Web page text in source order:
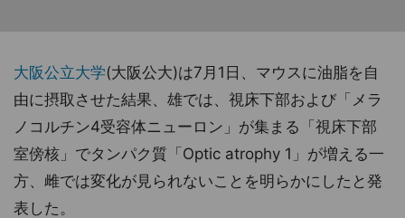
大阪公立大学(大阪公大)は7月1日、マウスに油脂を自
由に摂取させた結果、雄では、視床下部および「メラ
ノコルチン4受容体ニューロン」が集まる「視床下部
室傍核」でタンパク質「Optic atrophy 1」が増える一
方、雌では変化が見られないことを明らかにしたと発
表した。